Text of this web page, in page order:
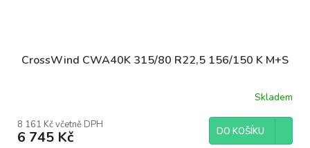
CrossWind CWA40K 315/80 R22,5 156/150 K M+S
Skladem
8 161 Kč včetně DPH
6 745 Kč DO KOŠÍKU